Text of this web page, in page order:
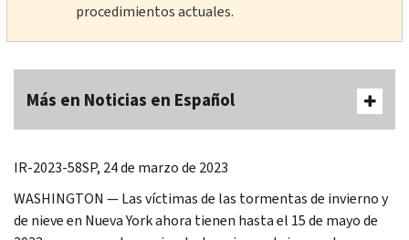
procedimientos actuales.
Más en Noticias en Español
IR-2023-58SP, 24 de marzo de 2023
WASHINGTON — Las víctimas de las tormentas de invierno y
de nieve en Nueva York ahora tienen hasta el 15 de mayo de